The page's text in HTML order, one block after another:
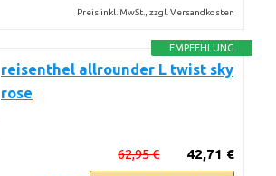
Preis inkl. MwSt., zzgl. Versandkosten
EMPFEHLUNG
reisenthel allrounder L twist sky
rose
42,71 €
62,95 €